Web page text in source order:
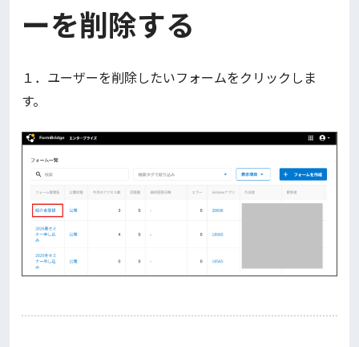
ーを削除する
１．ユーザーを削除したいフォームをクリックしま
す。